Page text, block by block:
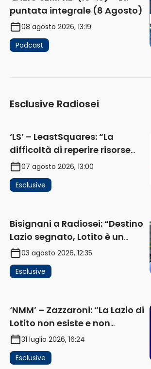
puntata integrale (8 Agosto)
08 agosto 2026, 13:19
Podcast
Esclusive Radiosei
‘LS’ – LeastSquares: “La
difficoltà di reperire risorse
impatta sul mercato. Senza
investimenti non arrivano i
ricavi” (AUDIO)
07 agosto 2026, 13:00
Esclusive
Bisignani a Radiosei: “Destino
Lazio segnato, Lotito è un
problema, la chiave sono
Flaminio e politica. La protesta
e gli interessi dei fondi”
03 agosto 2026, 12:35
Esclusive
‘NMM’ – Zazzaroni: “La Lazio di
Lotito non esiste e non
funziona più. E’ ora di lasciare,
ma lui non ascolta. Pignataro?
Ho verificato…” (AUDIO)
31 luglio 2026, 16:24
Esclusive